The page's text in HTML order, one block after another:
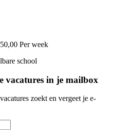
Per week
school
vacatures in je mailbox
zoekt en vergeet je e-